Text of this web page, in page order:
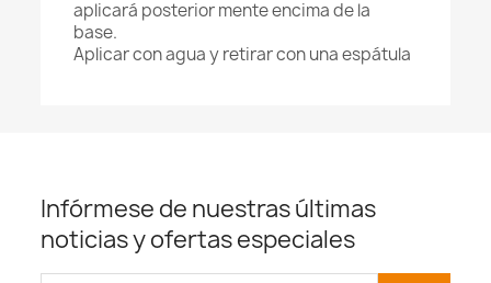
aplicará posterior mente encima de la
base.
Aplicar con agua y retirar con una espátula
Infórmese de nuestras últimas
noticias y ofertas especiales